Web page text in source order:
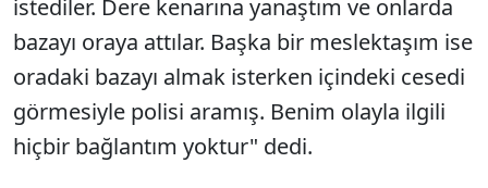
istediler. Dere kenarına yanaştım ve onlarda
bazayı oraya attılar. Başka bir meslektaşım ise
oradaki bazayı almak isterken içindeki cesedi
görmesiyle polisi aramış. Benim olayla ilgili
hiçbir bağlantım yoktur" dedi.